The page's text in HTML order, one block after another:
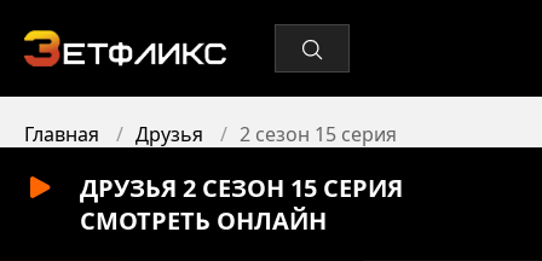
Главная Друзья 2 сезон 15 серия
ДРУЗЬЯ 2 СЕЗОН 15 СЕРИЯ
СМОТРЕТЬ ОНЛАЙН